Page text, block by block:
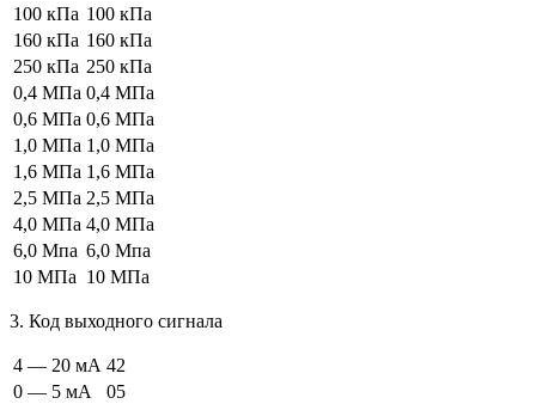
100 кПа 100 кПа
160 кПа 160 кПа
250 кПа 250 кПа
0,4 МПа 0,4 МПа
0,6 МПа 0,6 МПа
1,0 МПа 1,0 МПа
1,6 МПа 1,6 МПа
2,5 МПа 2,5 МПа
4,0 МПа 4,0 МПа
6,0 Мпа 6,0 Мпа
10 МПа 10 МПа
3. Код выходного сигнала
4 — 20 мА 42
0 — 5 мА
05